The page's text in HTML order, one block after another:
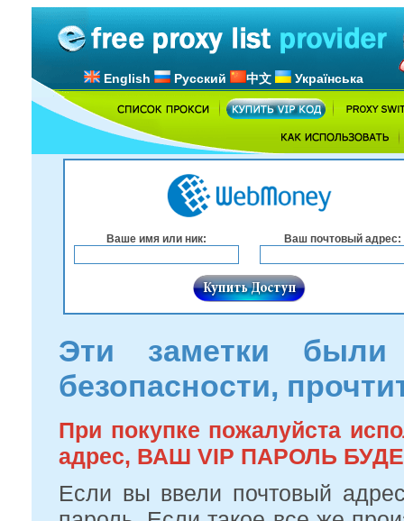
English Русский 中文 Українська
Ваше имя или ник: Ваш почтовый адрес:
Эти заметки
безопасности,
При покупке пожалуйста
адрес, ВАШ VIP ПАРОЛЬ
Если вы ввели почтовый